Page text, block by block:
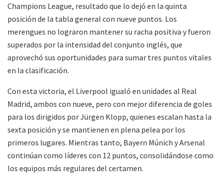
Champions League, resultado que lo dejó en la quinta
posición de la tabla general con nueve puntos. Los
merengues no lograron mantener su racha positiva y fueron
superados por la intensidad del conjunto inglés, que
aprovechó sus oportunidades para sumar tres puntos vitales
en la clasificación.
Con esta victoria, el Liverpool igualó en unidades al Real
Madrid, ambos con nueve, pero con mejor diferencia de goles
para los dirigidos por Jürgen Klopp, quienes escalan hasta la
sexta posición y se mantienen en plena pelea por los
primeros lugares. Mientras tanto, Bayern Múnich y Arsenal
continúan como líderes con 12 puntos, consolidándose como
los equipos más regulares del certamen.